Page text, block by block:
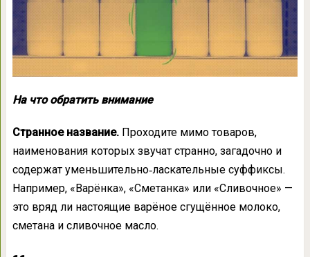
На что обратить внимание
Странное название.Проходите мимо товаров,
наименования которых звучат странно, загадочно и
содержат уменьшительно‑ласкательные суффиксы.
Например, «Варёнка», «Сметанка» или «Сливочное» —
это вряд ли настоящие варёное сгущённое молоко,
сметана и сливочное масло.